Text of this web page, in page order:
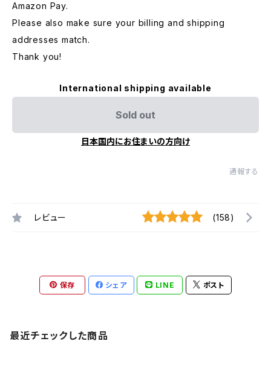
Amazon Pay.
Please also make sure your billing and shipping
addresses match.
Thank you!
International shipping available
Sold out
日本国内にお住まいの方向け
通報する
レビュー (158)
保存 シェア LINE ポスト
最近チェックした商品